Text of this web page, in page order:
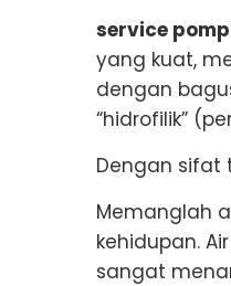
service
yang kuat,
dengan
“hidrofilik”
Dengan sifat
Memanglah
kehidupan.
sangat